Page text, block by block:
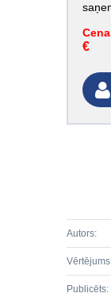
€
Autors:
Publicēts: